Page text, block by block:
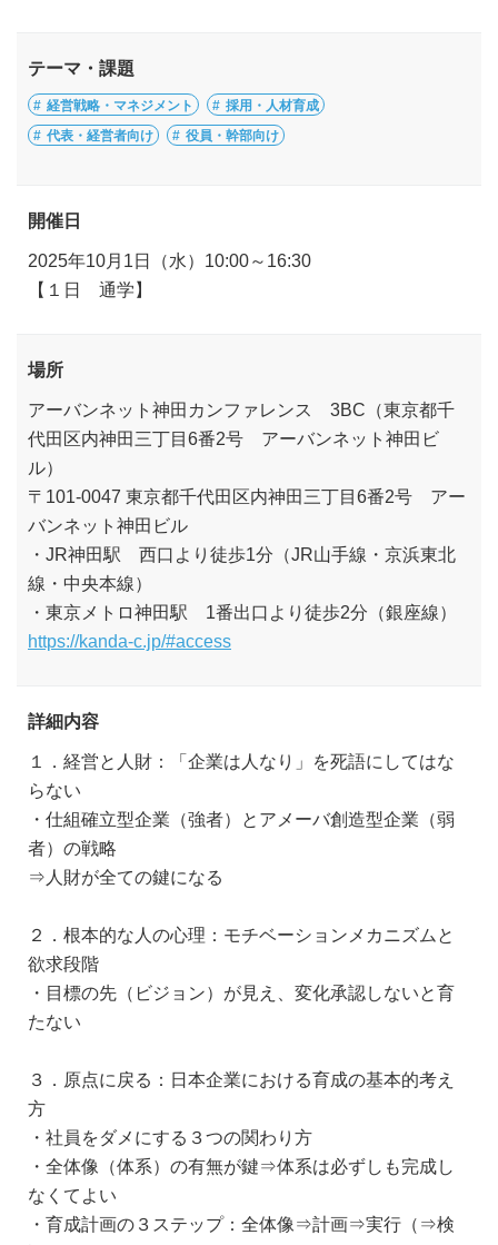
テーマ・課題
経営戦略・マネジメント 採用・人材育成
代表・経営者向け 役員・幹部向け
開催日
2025年10月1日（水）10:00～16:30
【１日 通学】
場所
アーバンネット神田カンファレンス 3BC（東京都千
代田区内神田三丁目6番2号 アーバンネット神田ビ
ル）
〒101-0047 東京都千代田区内神田三丁目6番2号 アー
バンネット神田ビル
・JR神田駅 西口より徒歩1分（JR山手線・京浜東北
線・中央本線）
・東京メトロ神田駅 1番出口より徒歩2分（銀座線）
https://kanda-c.jp/#access
詳細内容
１．経営と人財：「企業は人なり」を死語にしてはな
らない
・仕組確立型企業（強者）とアメーバ創造型企業（弱
者）の戦略
⇒人財が全ての鍵になる
２．根本的な人の心理：モチベーションメカニズムと
欲求段階
・目標の先（ビジョン）が見え、変化承認しないと育
たない
３．原点に戻る：日本企業における育成の基本的考え
方
・社員をダメにする３つの関わり方
・全体像（体系）の有無が鍵⇒体系は必ずしも完成し
なくてよい
・育成計画の３ステップ：全体像⇒計画⇒実行（⇒検